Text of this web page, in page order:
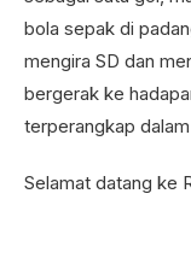
bola sepak di
mengira SD dan
bergerak ke
terperangkap
Selamat datang ke